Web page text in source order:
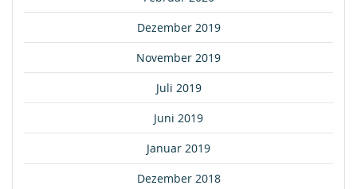
Dezember 2019
November 2019
Juli 2019
Juni 2019
Januar 2019
Dezember 2018